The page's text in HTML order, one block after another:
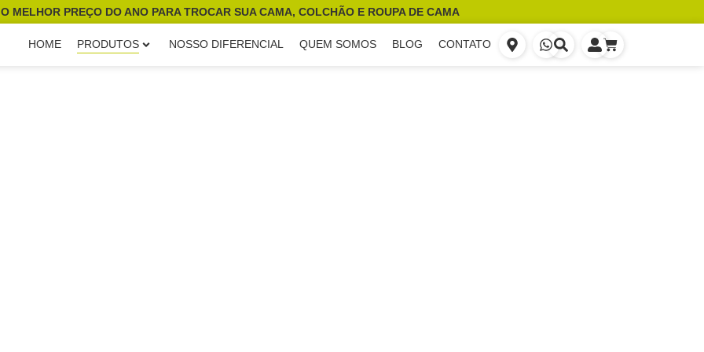
MELHOR PREÇO DO ANO PARA TROCAR SUA CAMA, COLCHÃO E ROUPA DE CAMA
HOME PRODUTOS NOSSO DIFERENCIAL QUEM SOMOS BLOG CONTATO